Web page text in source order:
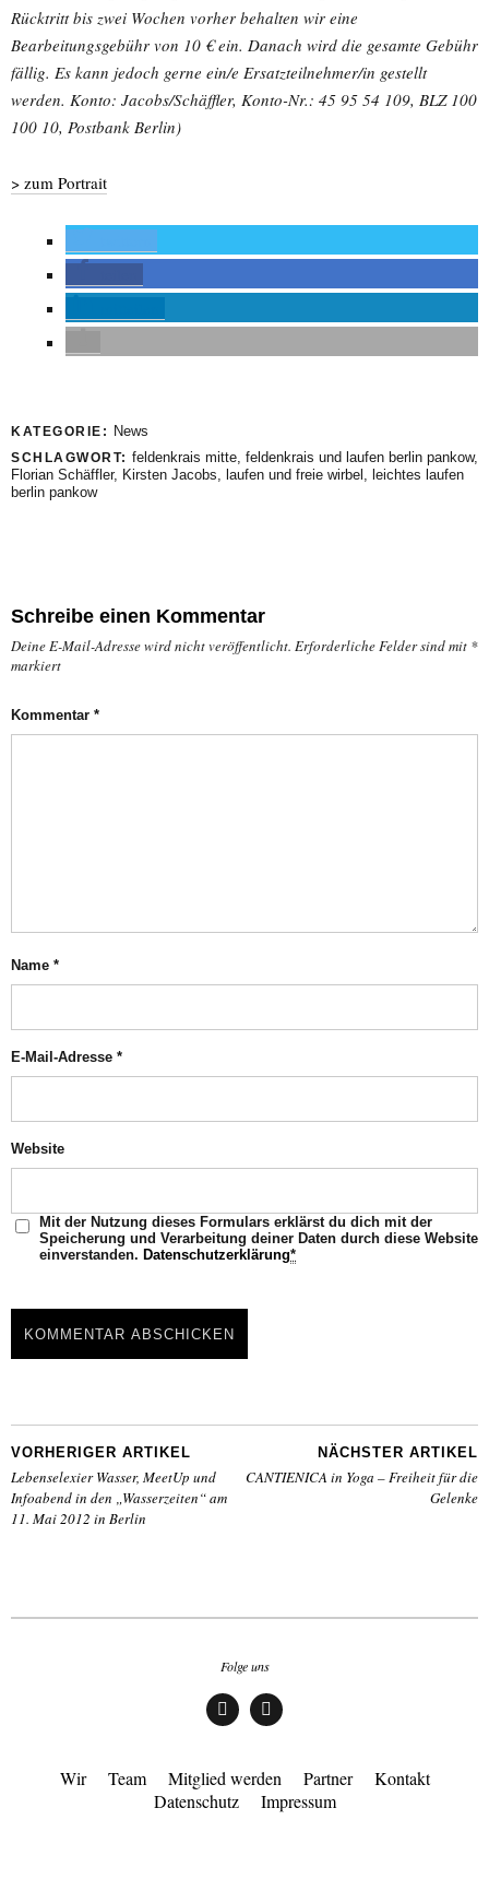
Rücktritt bis zwei Wochen vorher behalten wir eine
Bearbeitungsgebühr von 10 € ein. Danach wird die gesamte Gebühr
fällig. Es kann jedoch gerne ein/e Ersatzteilnehmer/in gestellt
werden. Konto: Jacobs/Schäffler, Konto-Nr.: 45 95 54 109, BLZ 100
100 10, Postbank Berlin)
> zum Portrait
KATEGORIE: News
SCHLAGWORT: feldenkrais mitte, feldenkrais und laufen berlin pankow,
Florian Schäffler, Kirsten Jacobs, laufen und freie wirbel , leichtes laufen
berlin pankow
Schreibe einen Kommentar
Deine E-Mail-Adresse wird nicht veröffentlicht. Erforderliche Felder sind mit *
markiert
Kommentar *
Name *
E-Mail-Adresse *
Website
Mit der Nutzung dieses Formulars erklärst du dich mit der
Speicherung und Verarbeitung deiner Daten durch diese Website
einverstanden. Datenschutzerklärung*
VORHERIGER ARTIKEL
Lebenselexier Wasser, MeetUp und
Infoabend in den „Wasserzeiten“ am
11. Mai 2012 in Berlin
NÄCHSTER ARTIKEL
CANTIENICA in Yoga – Freiheit für die
Gelenke
Folge uns
k m
Wir Team Mitglied werden Partner
Kontakt
Datenschutz
Impressum